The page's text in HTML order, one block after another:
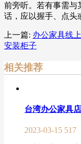
前旁听。若有事需与
话，应以握手、点头
上一篇: 办公家具线
安装柜子
相关推荐
台湾办公家具店
2023-03-15 517